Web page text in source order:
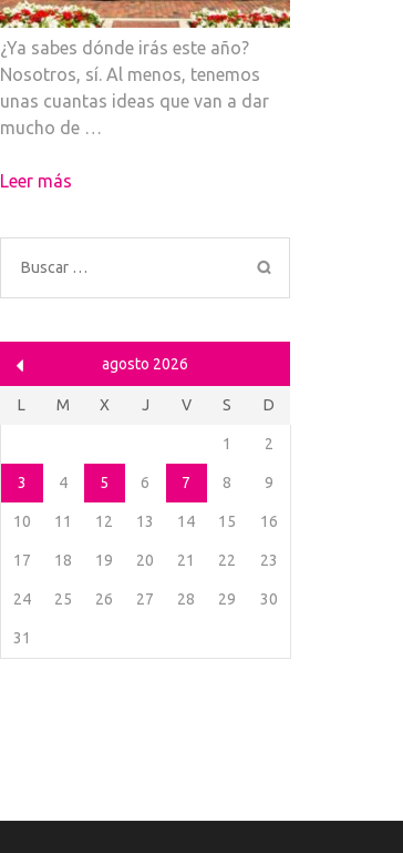
¿Ya sabes dónde irás este año?
Nosotros, sí. Al menos, tenemos
unas cuantas ideas que van a dar
mucho de …
Leer más
Buscar:
agosto 2026
L M X J V S D
1 2
3 4 5 6 7 8 9
10 11 12 13 14 15 16
17 18 19 20 21 22 23
24 25 26 27 28 29 30
31